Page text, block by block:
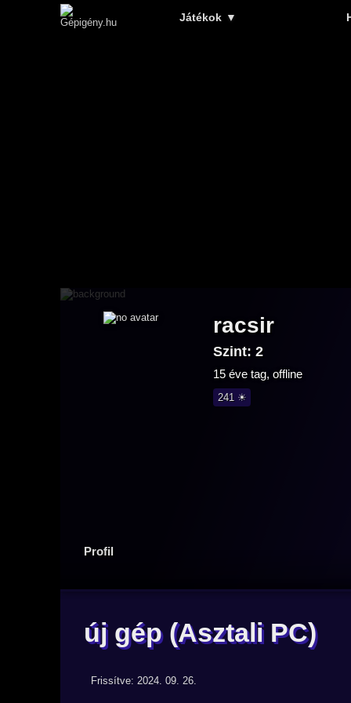
Játékok ▼
racsir
Szint: 2
15 éve tag, offline
241 ☀
Profil
új gép (Asztali PC)
Frissítve: 2024. 09. 26.